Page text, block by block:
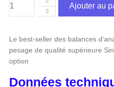
Ajouter au
Le best-seller des balances
pesage de qualité supérieure
option
Données